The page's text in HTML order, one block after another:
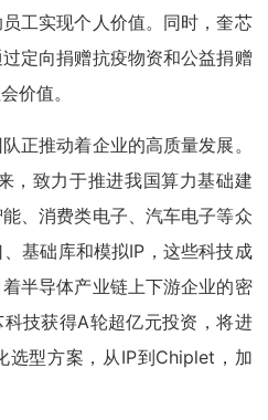
工实现个人价值。同时，奎芯
定向捐赠抗疫物资和公益捐赠
价值。
正推动着企业的高质量发展。
，致力于推进我国算力基础建
、消费类电子、汽车电子等众
基础库和模拟IP，这些科技成
半导体产业链上下游企业的密
技获得A轮超亿元投资，将进
选型方案，从IP到Chiplet，加